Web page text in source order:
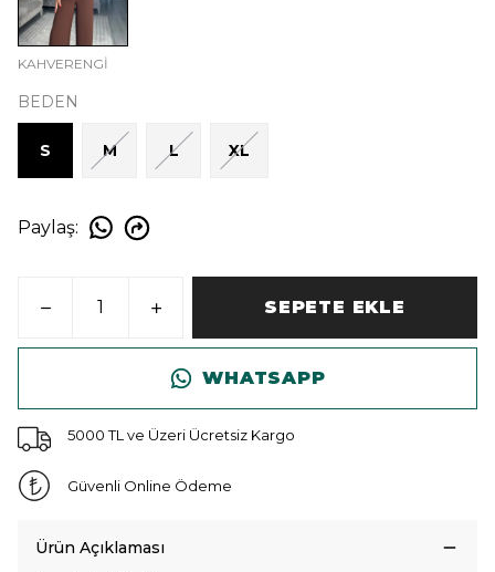
KAHVERENGİ
BEDEN
S M L XL
Paylaş:
SEPETE EKLE
WHATSAPP
5000 TL ve Üzeri Ücretsiz Kargo
Güvenli Online Ödeme
Ürün Açıklaması